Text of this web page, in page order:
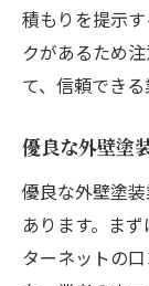
積もりを提示
クがあるため
て、信頼でき
優良な外壁塗
優良な外壁塗
あります。ま
ターネットの